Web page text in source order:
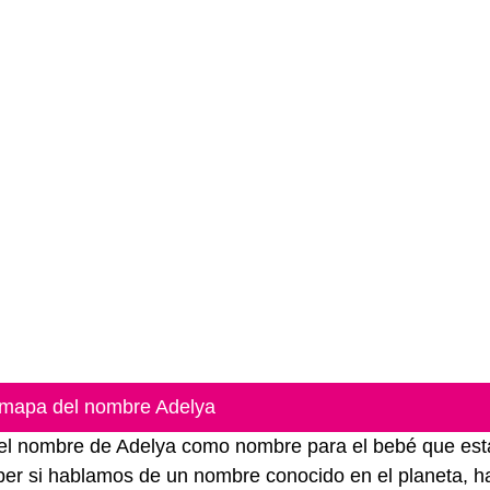
del nombre Adelya
nombre de Adelya como nombre para el bebé que
si hablamos de un nombre conocido en el planeta,